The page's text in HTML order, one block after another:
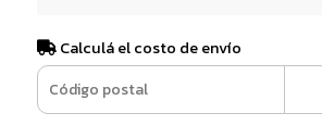
Calculá el costo de envío